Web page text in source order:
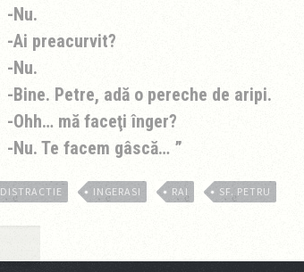
-Nu.
-Ai preacurvit?
-Nu.
-Bine. Petre, adă o pereche de aripi.
-Ohh… mă faceţi înger?
-Nu. Te facem gâscă…
DISTRACTIE INGERASI RAI SF. PETRU